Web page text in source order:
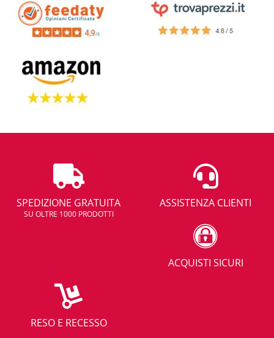
SPEDIZIONE GRATUITA
SU OLTRE 1000 PRODOTTI
ASSISTENZA CLIENTI
ACQUISTI SICURI
RESO E RECESSO